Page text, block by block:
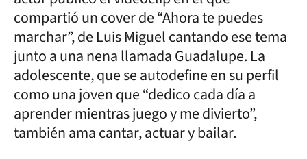
compartió un cover de “Ahora te puedes
marchar”, de Luis Miguel cantando ese tema
junto a una nena llamada Guadalupe. La
adolescente, que se autodefine en su perfil
como una joven que “dedico cada día a
aprender mientras juego y me divierto”,
también ama cantar, actuar y bailar.